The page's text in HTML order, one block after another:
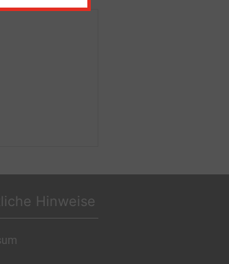
Hinweise